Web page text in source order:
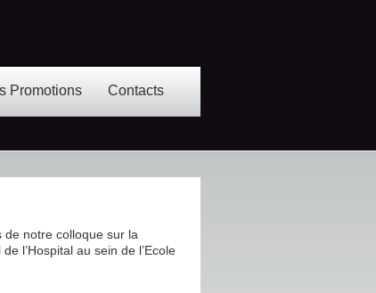
Promotions Contacts
notre colloque sur la
l’Hospital au sein de l’Ecole